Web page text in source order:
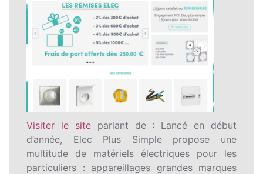
Visiter le siteparlant de : Lancé en début
d’année, Elec Plus Simple propose une
multitude de matériels électriques pour les
particuliers : appareillages grandes marques